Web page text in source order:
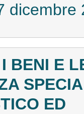
dicembre
BENI E
ED